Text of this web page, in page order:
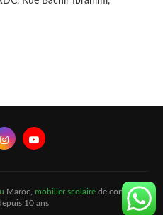
Maroc, mobilier scolaire de confiance
10 ans